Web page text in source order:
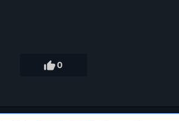
0